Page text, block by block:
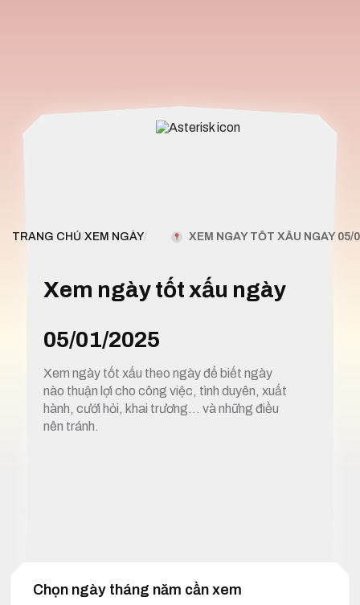
TRANG CHỦ/XEM NGÀY/ XEM NGÀY TỐT XẤU NGÀY 05/
Xem ngày tốt xấu ngày
05/01/2025
Xem ngày tốt xấu theo ngày để biết ngày
nào thuận lợi cho công việc, tình duyên, xuất
hành, cưới hỏi, khai trương… và những điều
nên tránh.
Chọn ngày tháng năm cần xem